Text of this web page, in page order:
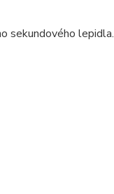
sekundového